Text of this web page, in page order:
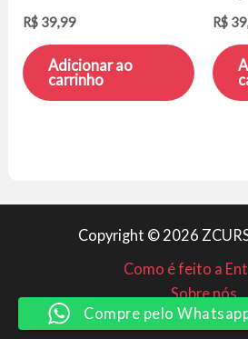
– Rafael Lima
R$ 39,99
Adicionar ao
carrinho
R$
Copyright © 2026
Como é feito a
Sobre nós
Minha conta
Compre pelo